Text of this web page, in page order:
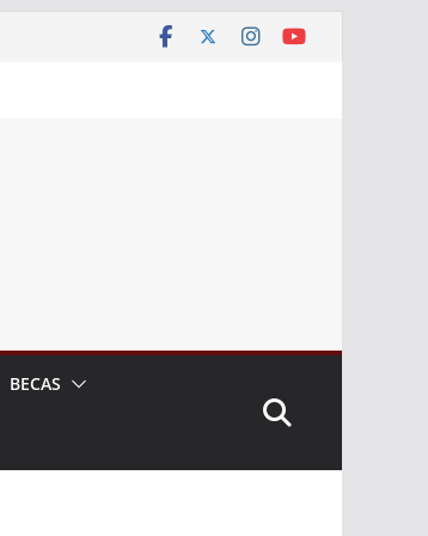
BECAS